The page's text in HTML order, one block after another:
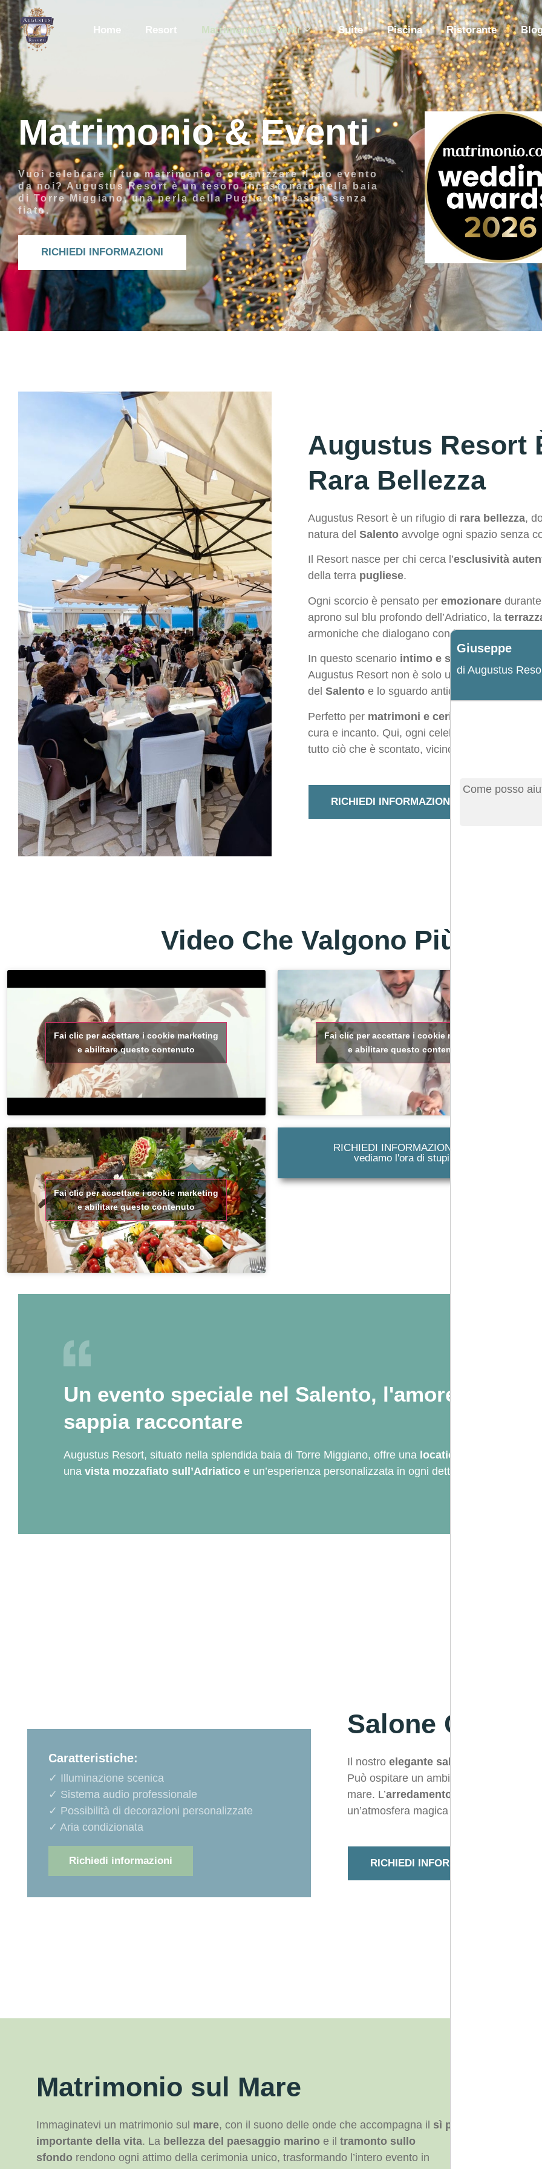
Home Resort Matrimonio & Eventi Suite Piscina Ristorante
Matrimonio & Eventi
Vuoi celebrare il tuo matrimonio o organizzare il tuo evento
da noi? Augustus Resort è un tesoro incastonato nella baia
di Torre Miggiano, una perla della Puglia che lascia senza
fiato.
RICHIEDI INFORMAZIONI
Augustus Resort
Rara Bellezza
Augustus Resort è un rifugio di rara bellezza,
natura delSalento avvolge ogni spazio senza
Il Resort nasce per chi cerca l’esclusività
della terra pugliese.
Ogni scorcio è pensato peremozionare
aprono sul blu profondo dell’Adriatico, la
armoniche che dialogano con la luce e il vento.
In questo scenario intimo e sospeso
, ogni
Augustus Resort non è solo una location, è un
delSalento e lo sguardo antico di Torre
Perfetto per matrimoni e cerimonie uniche
cura e incanto. Qui, ogni celebrazione è un
tutto ciò che è scontato, vicino a tutto ciò che è
RICHIEDI INFORMAZIONI
Video Che Valgono Più Di
Fai clic per accettare i cookie marketing
e abilitare questo contenuto
Fai clic per accettare i cookie marketing
e abilitare questo contenuto
Fai clic per accettare i cookie marketing
e abilitare questo contenuto
RICHIEDI INFORMAZIONI: Non
vediamo l'ora di stupirti
Un evento speciale nel Salento, l'amore merita
sappia raccontare
Augustus Resort, situato nella splendida baia di Torre Miggiano, offre una location esclusiva sul
una vista mozzafiato sull’Adriatico e un’esperienza personalizzata in ogni dettaglio.
Caratteristiche:
✓ Illuminazione scenica
✓ Sistema audio professionale
✓ Possibilità di decorazioni personalizzate
✓ Aria condizionata
Richiedi informazioni
Salone
Il nostro elegante salone
Può ospitare un ambiente
mare. L’arredamento di pregio
un’atmosfera magica per il vostro giorno
RICHIEDI INFORMAZIONI
Matrimonio sul Mare
Immaginatevi un matrimonio sul mare, con il suono delle onde che accompagna il sì più
importante della vita. La bellezza del paesaggio marino e il tramonto sullo
sfondo rendono ogni attimo della cerimonia unico, trasformando l’intero evento in
Giuseppe
di Augustus